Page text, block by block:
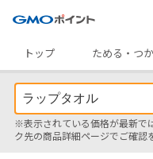
トップ
ためる・つ
※表示されている価格が最新で
ク先の商品詳細ページでご確認